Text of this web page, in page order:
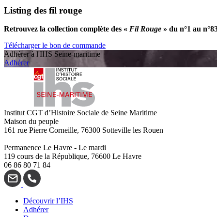
Listing des fil rouge
Retrouvez la collection complète des « Fil Rouge » du n°1 au
Télécharger le bon de commande
Adhérer à l'IHS Seine-maritime
Adhérer
Institut CGT d’Histoire Sociale de Seine Maritime
Maison du peuple
161 rue Pierre Corneille, 76300 Sotteville les Rouen
Permanence Le Havre - Le mardi
119 cours de la République, 76600 Le Havre
06 86 80 71 84
Découvrir l’IHS
Adhérer